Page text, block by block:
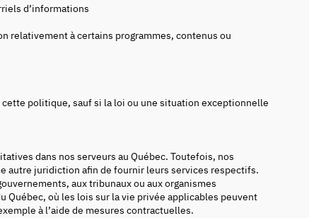
d’informations
relativement à certains programmes, contenus ou
politique, sauf si la loi ou une situation exceptionnelle
dans nos serveurs au Québec. Toutefois, nos
autre juridiction afin de fournir leurs services respectifs.
aux tribunaux ou aux organismes
Québec, où les lois sur la vie privée applicables peuvent
à l’aide de mesures contractuelles.